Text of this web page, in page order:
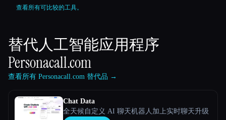
查看所有可比较的工具。
替代人工智能应用程序
Personacall.com
查看所有 Personacall.com 替代品 →
Chat Data
全天候自定义 AI 聊天机器人加上实时聊天升级